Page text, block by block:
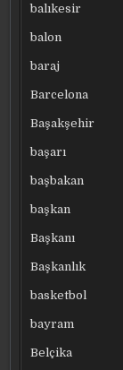
balıkesir
balon
baraj
Barcelona
Başakşehir
başarı
başbakan
başkan
Başkanı
Başkanlık
basketbol
bayram
Belçika